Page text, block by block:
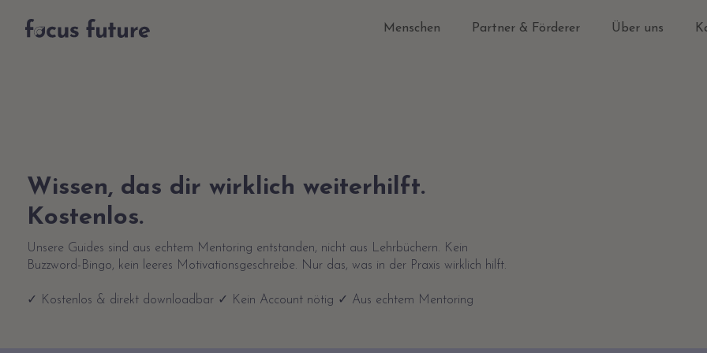
Menschen Partner & Förderer Über uns
Wissen, das dir wirklich weiterhilft.
Kostenlos.
Unsere Guides sind aus echtem Mentoring entstanden, nicht aus Lehrbüchern. Kein
Buzzword-Bingo, kein leeres Motivationsgeschreibe. Nur das, was in der Praxis wirklich hilft.
✓ Kostenlos & direkt downloadbar ✓ Kein Account nötig ✓ Aus echtem Mentoring